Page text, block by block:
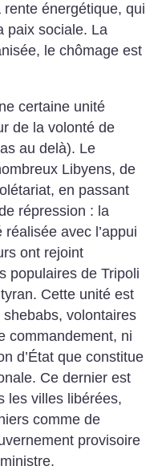
énergétique, qui
paix sociale. La
le chômage est
certaine unité
de la volonté de
au delà). Le
Libyens, de
en passant
répression : la
avec l’appui
ont rejoint
populaires de Tripoli
Cette unité est
volontaires
commandement, ni
d’État que constitue
Ce dernier est
les villes libérées,
comme de
provisoire